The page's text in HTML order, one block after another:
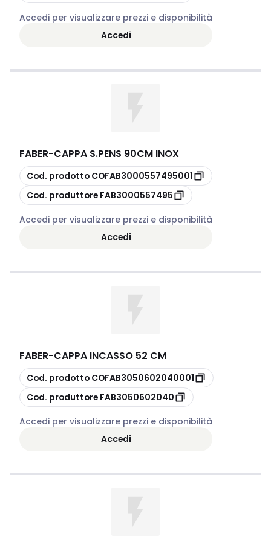
Accedi per visualizzare prezzi e disponibilità
Accedi
FABER-CAPPA S.PENS 90CM INOX
copia
Cod. prodotto COFAB3000557495001
copia
Cod. produttore FAB3000557495
Accedi per visualizzare prezzi e disponibilità
Accedi
FABER-CAPPA INCASSO 52 CM
copia
Cod. prodotto COFAB3050602040001
copia
Cod. produttore FAB3050602040
Accedi per visualizzare prezzi e disponibilità
Accedi